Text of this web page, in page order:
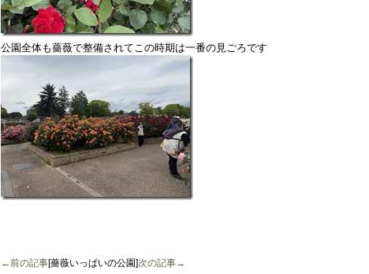
公園全体も薔薇で整備されてこの時期は一番の見ごろです
←前の記事[薔薇いっぱいの公園]次の記事→